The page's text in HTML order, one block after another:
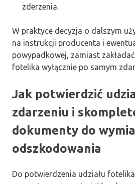
zderzenia.
W praktyce decyzja o dalszym
na instrukcji producenta i
powypadkowej, zamiast
fotelika wyłącznie po samym
Jak potwierdzić
zdarzeniu i
dokumenty do
odszkodowania
Do potwierdzenia udziału